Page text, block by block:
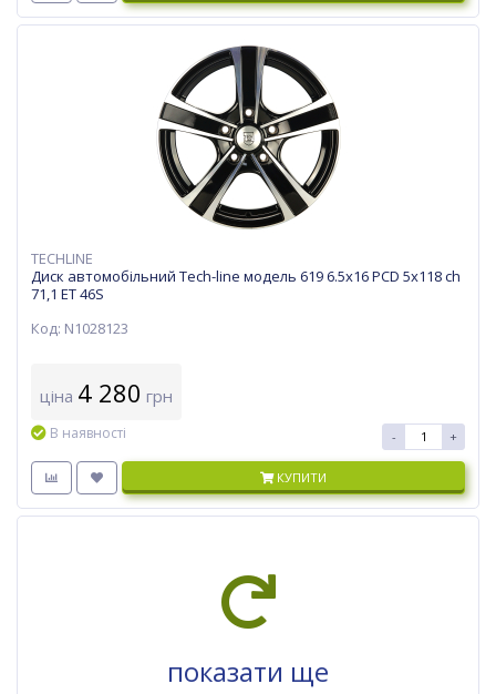
TECHLINE
Диск автомобільний Tech-line модель 619 6.5х16 PCD 5x118 ch
71,1 ET 46S
Код: N1028123
ціна 4 280 грн
В наявності - +
КУПИТИ
показати ще